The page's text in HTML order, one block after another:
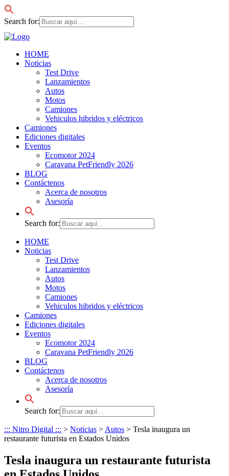
Search for:
HOME
Noticias
Test Drive
Lanzamientos
Autos
Motos
Camiones
Vehiculos hibridos y eléctricos
Camiones
Ediciones digitales
Eventos
Ecomotor 2024
Caravana PetFriendly 2026
BLOG
Contáctenos
Acerca de nosotros
Asesoría
Search for:
HOME
Noticias
Test Drive
Lanzamientos
Autos
Motos
Camiones
Vehiculos hibridos y eléctricos
Camiones
Ediciones digitales
Eventos
Ecomotor 2024
Caravana PetFriendly 2026
BLOG
Contáctenos
Acerca de nosotros
Asesoría
Search for:
::: Nitro Digital ::: > Noticias > Autos > Tesla inaugura un
restaurante futurista en Estados Unidos
Tesla inaugura un restaurante futurista